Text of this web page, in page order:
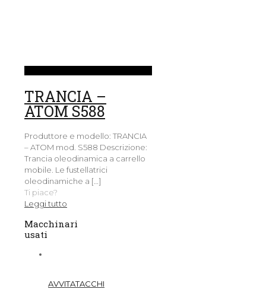
TRANCIA –
ATOM S588
Produttore e modello: TRANCIA
– ATOM mod. S588 Descrizione:
Trancia oleodinamica a carrello
mobile. Le fustellatrici
oleodinamiche a […]
Ti piace?
Leggi tutto
Macchinari
usati
AVVITATACCHI